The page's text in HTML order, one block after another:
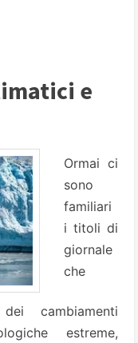
e
Ormai ci
sono
familiari
i titoli di
giornale
che
cambiamenti
estreme,